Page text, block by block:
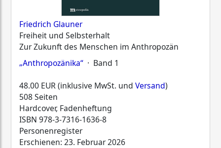
Friedrich Glauner
Freiheit und Selbsterhalt
Zur Zukunft des Menschen im Anthropozän
„Anthropozänika“ · Band 1
48.00 EUR (inklusive MwSt. und Versand)
508 Seiten
Hardcover, Fadenheftung
ISBN 978-3-7316-1636-8
Personenregister
Erschienen: 23. Februar 2026